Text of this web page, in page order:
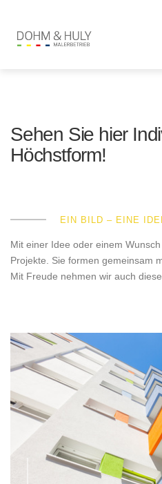
Sehen Sie hier
Höchstform!
EIN BILD – EINE
Mit einer Idee oder einem
Projekte. Sie formen gemeinsam
Mit Freude nehmen wir auch